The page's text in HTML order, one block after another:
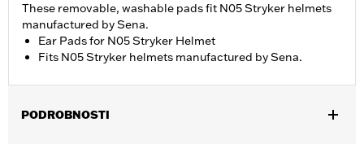
These removable, washable pads fit N05 Stryker helmets
manufactured by Sena.
Ear Pads for N05 Stryker Helmet
Fits N05 Stryker helmets manufactured by Sena.
PODROBNOSTI